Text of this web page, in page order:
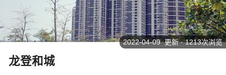
龙登和城
2022-04-09 更新 · 1213次浏览